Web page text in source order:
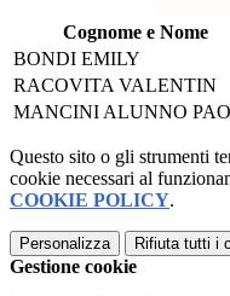
Cognome e Nome
BONDI EMILY
RACOVITA VALENTIN
MANCINI ALUNNO
Questo sito o gli strumenti
cookie necessari al
COOKIE POLICY.
Personalizza Rifiuta tutti i
Gestione cookie